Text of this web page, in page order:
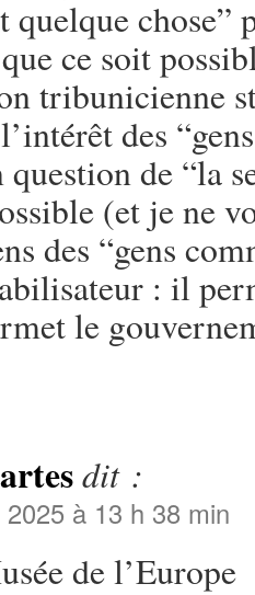
quelque chose”
ce soit
tribunicienne
des
question de “la
(et je ne
des “gens
: il
le
dit :
à 13 h 38 min
de l’Europe